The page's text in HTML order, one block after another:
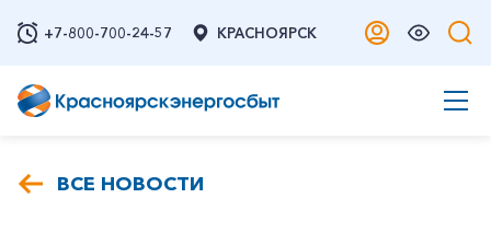
+7-800-700-24-57 КРАСНОЯРСК
ВСЕ НОВОСТИ